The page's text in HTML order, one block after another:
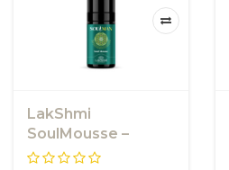
LakShmi
SoulMousse –
Reinigingsmousse